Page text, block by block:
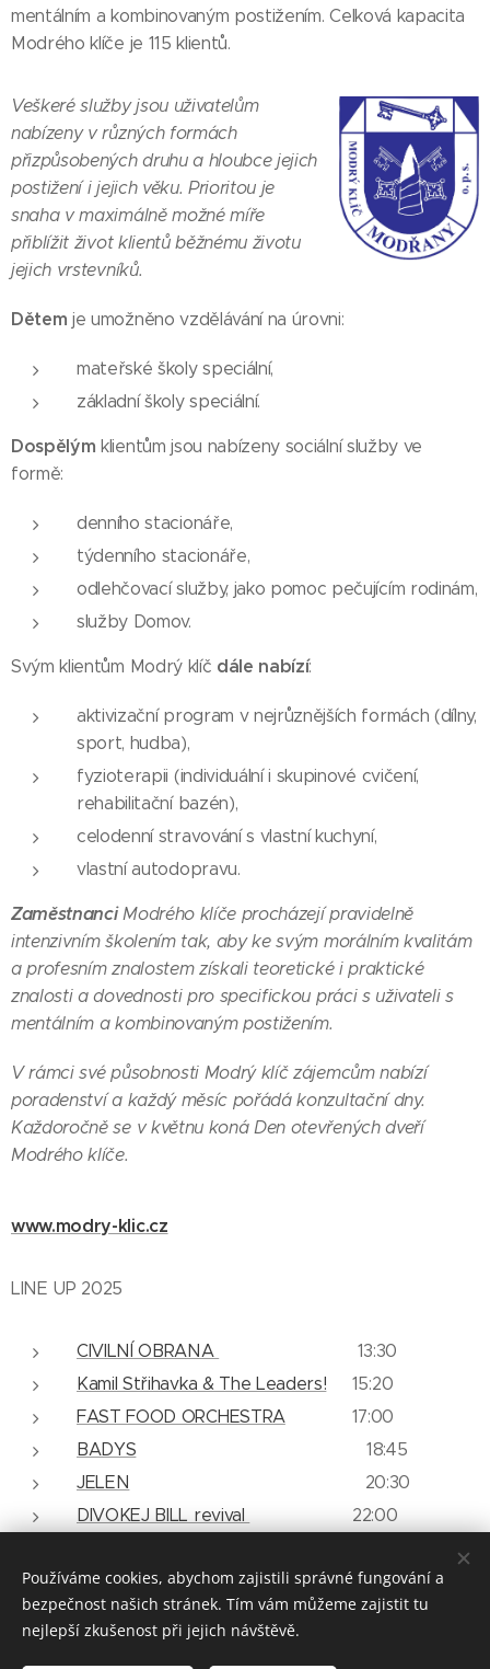
mentálním a kombinovaným postižením. Celková kapacita
Modrého klíče je 115 klientů.
Veškeré služby jsou uživatelům
nabízeny v různých formách
přizpůsobených druhu a hloubce jejich
postižení i jejich věku. Prioritou je
snaha v maximálně možné míře
přiblížit život klientů běžnému životu
jejich vrstevníků.
Dětem je umožněno vzdělávání na úrovni:
mateřské školy speciální,
základní školy speciální.
Dospělým klientům jsou nabízeny sociální služby ve
formě:
denního stacionáře,
týdenního stacionáře,
odlehčovací služby, jako pomoc pečujícím rodinám,
služby Domov.
Svým klientům Modrý klíč dále nabízí:
aktivizační program v nejrůznějších formách (dílny,
sport, hudba),
fyzioterapii (individuální i skupinové cvičení,
rehabilitační bazén),
celodenní stravování s vlastní kuchyní,
vlastní autodopravu.
ZaměstnanciModrého klíče procházejí pravidelně
intenzivním školením tak, aby ke svým morálním kvalitám
a profesním znalostem získali teoretické i praktické
znalosti a dovednosti pro specifickou práci s uživateli s
mentálním a kombinovaným postižením.
V rámci své působnosti Modrý klíč zájemcům nabízí
poradenství a každý měsíc pořádá konzultační dny.
Každoročně se v květnu koná Den otevřených dveří
Modrého klíče.
www.modry-klic.cz
LINE UP 2025
CIVILNÍ OBRANA
13:30
Kamil Střihavka & The Leaders! 15:20
FAST FOOD ORCHESTRA17:00
BADYS 18:45
JELEN 20:30
DIVOKEJ BILL revival
22:00
© 2025 HudliceFest / Při výrobě těchto stránek nebyly zlomeny
žádné paličky.
Používáme cookies, abychom zajistili správné fungování a
bezpečnost našich stránek. Tím vám můžeme zajistit tu
nejlepší zkušenost při jejich návštěvě.